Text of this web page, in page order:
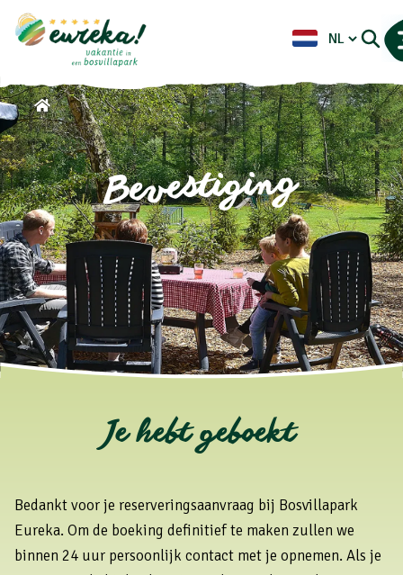
Bevestiging
Je hebt geboekt
Bedankt voor je reserveringsaanvraag bij Bosvillapark
Eureka. Om de boeking definitief te maken zullen we
binnen 24 uur persoonlijk contact met je opnemen. Als je